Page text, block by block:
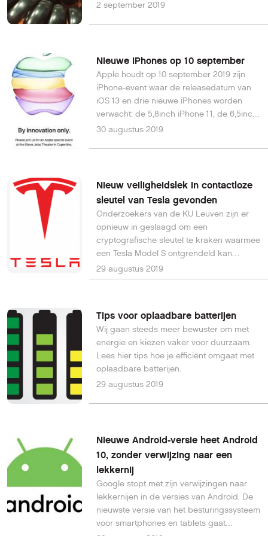
lijnen opgeheven zijn.
2 september 2019
Nieuwe iPhones op 10 september
Apple houdt op 10 september 2019 zijn
iPhone-event waar de releasedatum van
iOS 13 en drie nieuwe iPhones worden
verwacht: de 5,8inch iPhone 11, de 6,5inch
iPhone 11 en de iPhone XR 2019.
30 augustus 2019
Nieuw veiligheidslek in contactloze
sleutel van Tesla gevonden
Onderzoekers van de KU Leuven zijn er
opnieuw in geslaagd om een
cryptografische sleutel te kraken waarmee
een Tesla Model S ontgrendeld kan
worden. Tesla zal een draadloze software-
update uitsturen om het lek te dichten,
29 augustus 2019
Tips voor oplaadbare batterijen
Wij gaan steeds meer bewuster om met
energie en kiezen vaker voor duurzaam.
Lees hier tips hoe je efficiënt omgaat met
oplaadbare batterijen.
29 augustus 2019
Nieuwe Android-versie heet Android
10, zonder verwijzing naar een
lekkernij
Google stopt met zijn verwijzingen naar
lekkernijen in de versies van Android. De
nieuwste versie van het besturingssysteem
voor smartphones en tablets gaat